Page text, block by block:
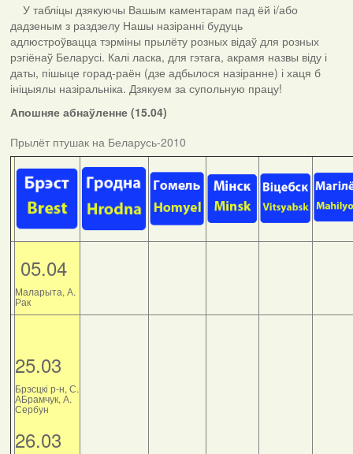
У табліцы дзякуючы Вашым каментарам пад ёй і/або
дадзеным з раздзелу Нашы назіранні будуць
адлюстроўвацца тэрміны прылёту розных відаў для розных
рэгіёнаў Беларусі. Калі ласка, для гэтага, акрамя назвы віду і
даты, пішыце горад-раён (дзе адбылося назіранне) і хаця б
ініцыялы назіральніка. Дзякуем за супольную працу!
Апошняе абнаўленне (15.04)
Прылёт птушак на Беларусь-2010
05.04
Маларыта, А.
Рак
25.03
Брэсцкі р-н, С.
АБрамчук, А.
Сербун
26.03